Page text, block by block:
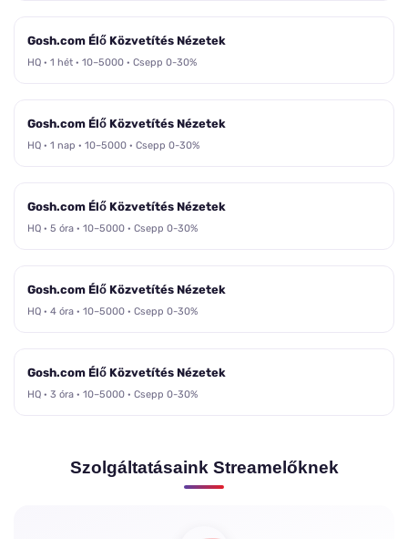
Gosh.com Élő Közvetítés Nézetek
HQ · 1 hét · 10–5000 · Csepp 0-30%
Gosh.com Élő Közvetítés Nézetek
HQ · 1 nap · 10–5000 · Csepp 0-30%
Gosh.com Élő Közvetítés Nézetek
HQ · 5 óra · 10–5000 · Csepp 0-30%
Gosh.com Élő Közvetítés Nézetek
HQ · 4 óra · 10–5000 · Csepp 0-30%
Gosh.com Élő Közvetítés Nézetek
HQ · 3 óra · 10–5000 · Csepp 0-30%
Szolgáltatásaink Streamelőknek